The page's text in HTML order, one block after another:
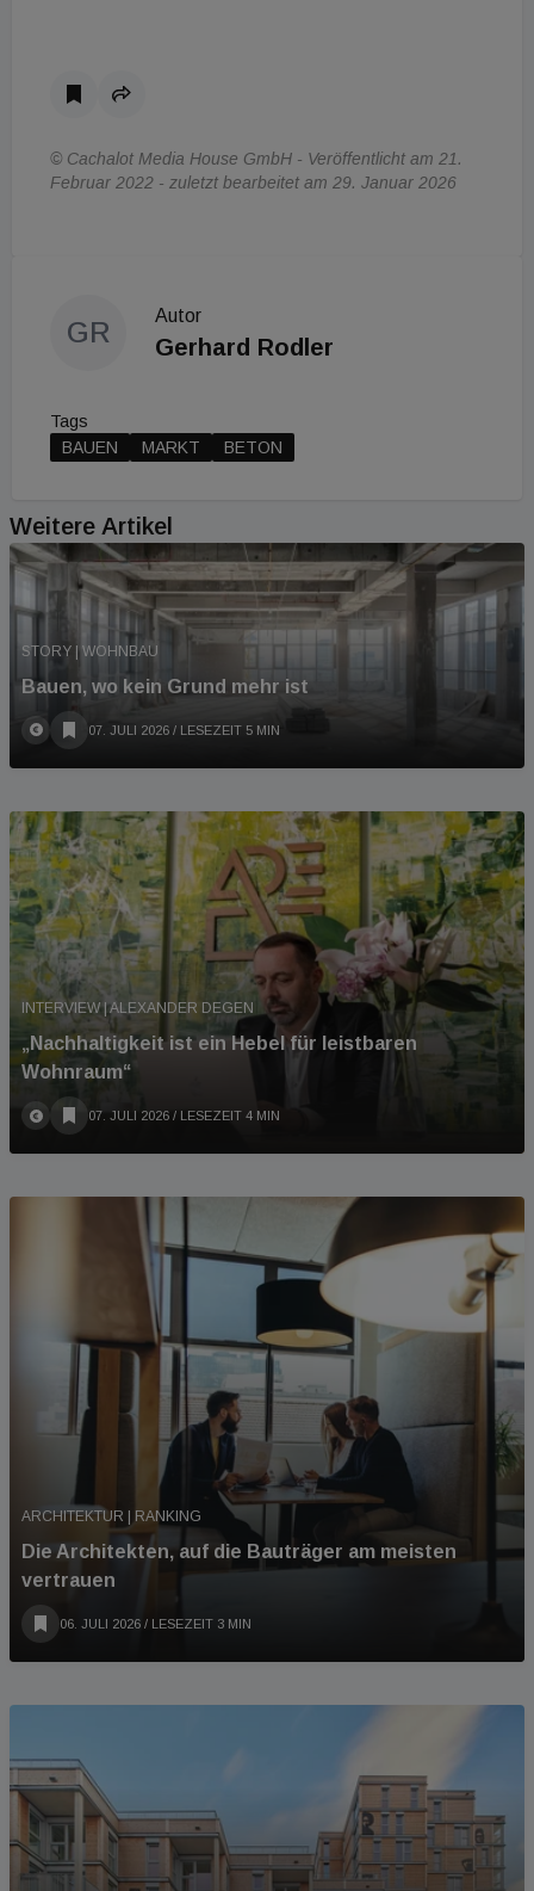
© Cachalot Media House GmbH - Veröffentlicht am 21.
Februar 2022 - zuletzt bearbeitet am 29. Januar 2026
GR
Autor
Gerhard Rodler
Tags
BAUEN
MARKT BETON
Weitere Artikel
STORY | WOHNBAU
Bauen, wo kein Grund mehr ist
07. JULI 2026 / LESEZEIT 5 MIN
INTERVIEW | ALEXANDER DEGEN
„Nachhaltigkeit ist ein Hebel für leistbaren
Wohnraum“
07. JULI 2026 / LESEZEIT 4 MIN
ARCHITEKTUR | RANKING
Die Architekten, auf die Bauträger am meisten
vertrauen
06. JULI 2026 / LESEZEIT 3 MIN